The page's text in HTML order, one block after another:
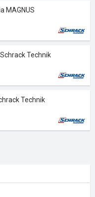
MAGNUS
Technik
Technik